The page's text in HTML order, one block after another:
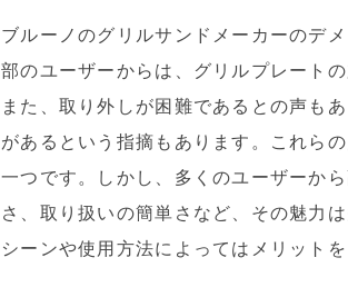
ブルーノのグリルサンドメーカーのデ
部のユーザーからは、グリルプレート
また、取り外しが困難であるとの声も
があるという指摘もあります。これら
一つです。しかし、多くのユーザーか
さ、取り扱いの簡単さなど、その魅力
シーンや使用方法によってはメリット